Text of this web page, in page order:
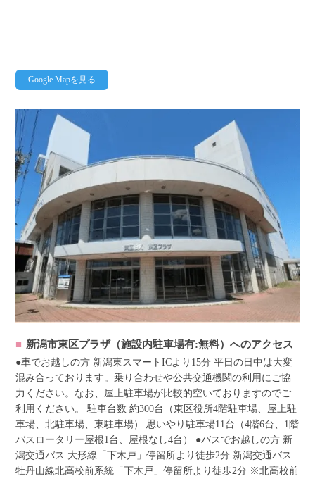
Google Mapを見る
新潟市東区プラザ（施設内駐車場有:無料）へのアクセス
●車でお越しの方 新潟東スマートICより15分 平日の日中は大変
混み合っております。乗り合わせや公共交通機関の利用にご協
力ください。なお、屋上駐車場が比較的空いておりますのでご
利用ください。 駐車台数 約300台（東区役所4階駐車場、屋上駐
車場、北駐車場、東駐車場） 思いやり駐車場11台（4階6台、1階
バスロータリー屋根1台、屋根なし4台） ●バスでお越しの方 新
潟交通バス 大形線「下木戸」停留所より徒歩2分 新潟交通バス
牡丹山線北高校前系統「下木戸」停留所より徒歩2分 ※北高校前